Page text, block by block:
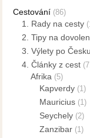
Cestování (86)
1. Rady na cesty
2. Tipy na
3. Výlety po Česku
4. Články z cest
Afrika (5)
Kapverdy (1)
Mauricius (1)
Seychely (2)
Zanzibar (1)